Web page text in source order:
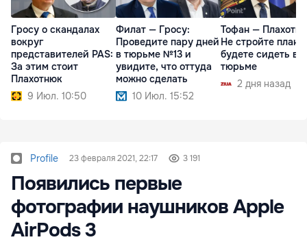
Гросу о скандалах
вокруг
представителей PAS:
За этим стоит
Плахотнюк
9 Июл. 10:50
Филат — Гросу:
Проведите пару дней
в тюрьме №13 и
увидите, что оттуда
можно сделать
10 Июл. 15:52
Тофан —
Не стройте
будете сидеть в
тюрьме
2 дня назад
Profile 23 февраля 2021, 22:17 3 191
Появились первые
фотографии наушников Apple
AirPods 3